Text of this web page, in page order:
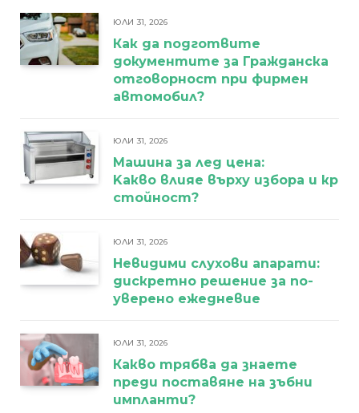
ЮЛИ 31, 2026
Как да подготвите
документите за Гражданска
отговорност при фирмен
автомобил?
ЮЛИ 31, 2026
Машина за лед цена:
Kакво влияе върху избора и
стойност?
ЮЛИ 31, 2026
Невидими слухови апарати:
дискретно решение за по-
уверено ежедневие
ЮЛИ 31, 2026
Какво трябва да знаете
преди поставяне на зъбни
импланти?